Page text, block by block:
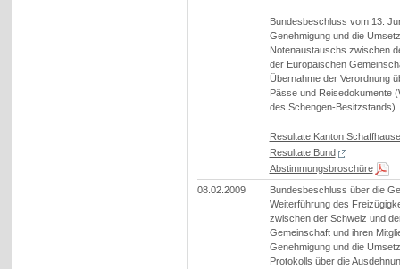
Bundesbeschluss vom 13.
Genehmigung und die
Notenaustauschs zwischen
der Europäischen
Übernahme der Verordnung
Pässe und Reisedokumente
des Schengen-Besitzstands).
Resultate Kanton
Resultate Bund
Abstimmungsbroschüre
08.02.2009
Bundesbeschluss über die
Weiterführung des
zwischen der Schweiz und
Gemeinschaft und ihren
Genehmigung und die
Protokolls über die